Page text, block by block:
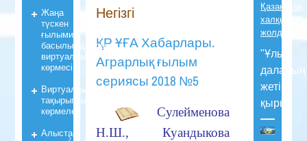
Негізгі
ҚР ҰҒА Хабарлары.
Аграрлық ғылым
сериясы 2018 №5
Сулейменова
Н.Ш., Куандыкова
Қазақстан
халқына
жолдауы
"Ұлы
даланың
жеті
қыры"
Жаңа
түскен
ғылыми
басылымдардың
виртуалды
көрмесі
Виртуалды
тақырыпты
көрмелер
Алыстан